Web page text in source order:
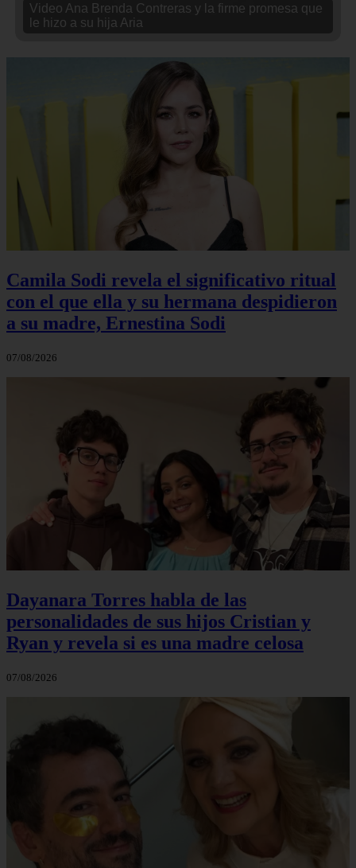
Video Ana Brenda Contreras y la firme promesa que
le hizo a su hija Aria
Camila Sodi revela el significativo ritual
con el que ella y su hermana despidieron
a su madre, Ernestina Sodi
07/08/2026
Dayanara Torres habla de las
personalidades de sus hijos Cristian y
Ryan y revela si es una madre celosa
07/08/2026